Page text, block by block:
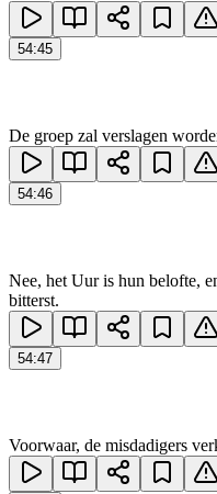
54:45
De groep zal verslagen
54:46
Nee, het Uur is hun belofte,
bitterst.
54:47
Voorwaar, de misdadigers